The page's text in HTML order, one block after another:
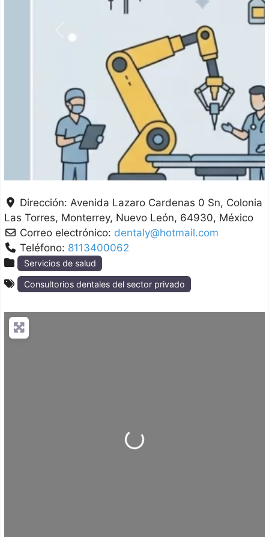
Anterior
Dirección:Avenida Lazaro Cardenas 0 Sn, Colonia
Las Torres Monterrey Nuevo León 64930 México
Correo electrónico: dentaly@hotmail.com
Teléfono: 8113400062
Servicios de salud
Consultorios dentales del sector privado
Loading...